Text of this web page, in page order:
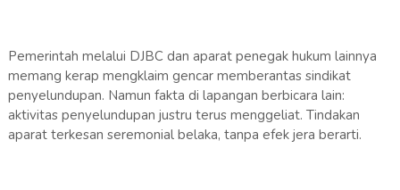
Pemerintah melalui DJBC dan aparat penegak hukum lainnya
memang kerap mengklaim gencar memberantas sindikat
penyelundupan. Namun fakta di lapangan berbicara lain:
aktivitas penyelundupan justru terus menggeliat. Tindakan
aparat terkesan seremonial belaka, tanpa efek jera berarti.